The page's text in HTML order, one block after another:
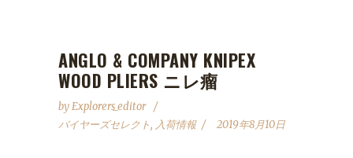
ANGLO & COMPANY KNIPEX
WOOD PLIERS ニレ瘤
byExplorers_editor
バイヤーズセレクト, 入荷情報 2019年8月10日